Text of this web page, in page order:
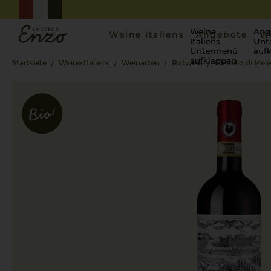
Weine Italiens
Weine
Italiens
Untermenü
aufklappen
Angebote
Startseite Weine Italiens Weinarten Rotwein Castello di